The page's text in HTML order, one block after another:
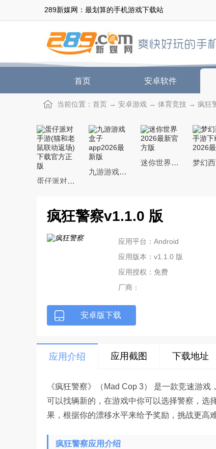
289新媒网：最划算的手机游戏下载站
首页 安卓软件
当前位置： 首页 → 安卓游戏 → 体育竞技 → 疯狂
蛋仔派对手游(猫和老鼠联动返场)下载官方正版
九游游戏盒子app2026最新版
迷你世界2026最新官方版
疯狂警察v1.1.0 版
应用平台：Android
应用版本：v1.1.0 版
应用授权：免费
厂商：
安卓版下载
应用介绍 应用截图 下载地址
《疯狂警察》（Mad Cop 3） 是一款竞速游
可以找辆新的，在游戏中你可以选择警察，选
果，根据你的漂移水平来给予奖励，挑战更高
疯狂警察应用介绍